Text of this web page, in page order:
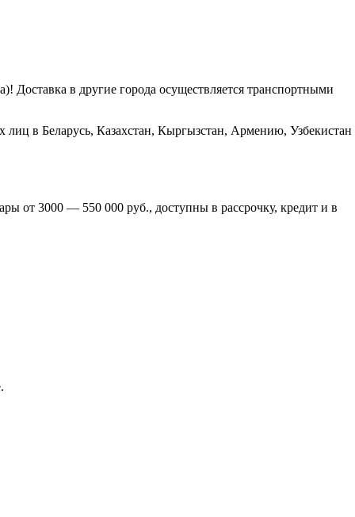
Доставка в другие города осуществляется транспортными
лиц в Беларусь, Казахстан, Кыргызстан, Армению, Узбекистан
от 3000 — 550 000 руб., доступны в рассрочку, кредит и в